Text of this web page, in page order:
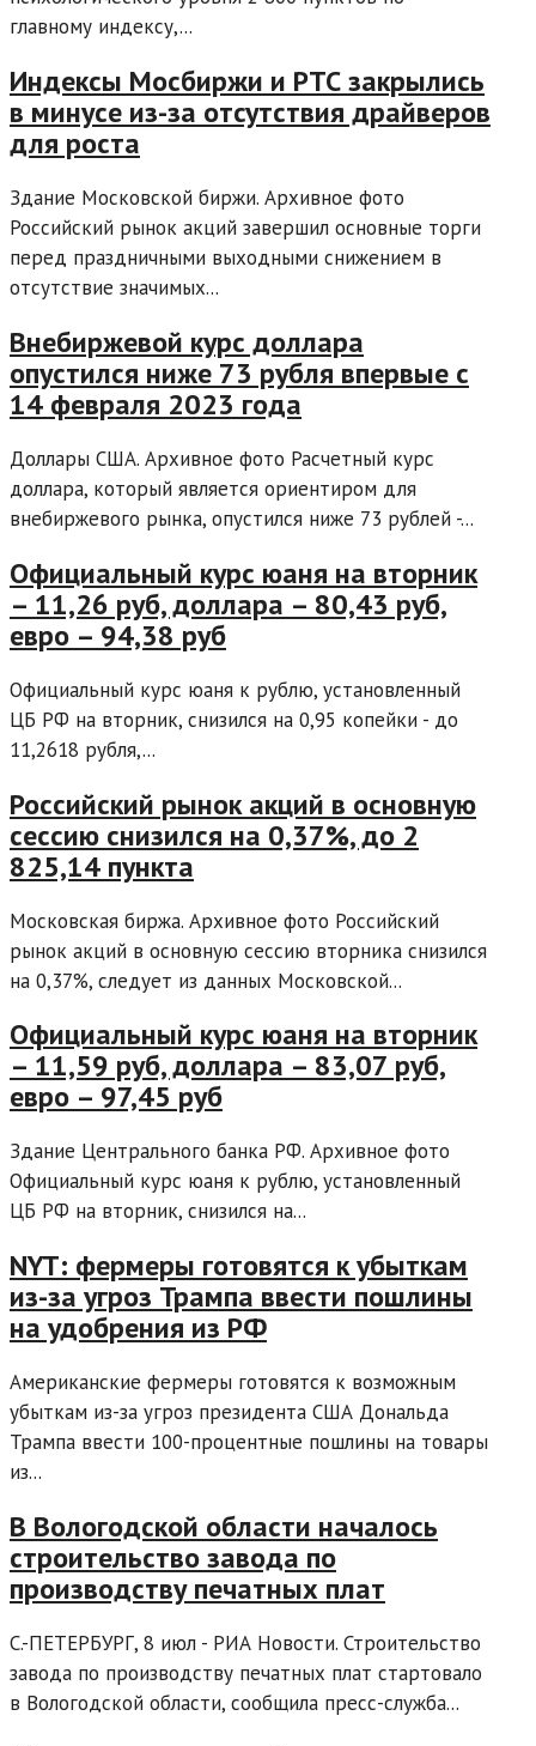
главному индексу,...
Индексы Мосбиржи и РТС закрылись
в минусе из-за отсутствия драйверов
для роста
Здание Московской биржи. Архивное фото
Российский рынок акций завершил основные торги
перед праздничными выходными снижением в
отсутствие значимых...
Внебиржевой курс доллара
опустился ниже 73 рубля впервые с
14 февраля 2023 года
Доллары США. Архивное фото Расчетный курс
доллара, который является ориентиром для
внебиржевого рынка, опустился ниже 73 рублей -...
Официальный курс юаня на вторник
– 11,26 руб, доллара – 80,43 руб,
евро – 94,38 руб
Официальный курс юаня к рублю, установленный
ЦБ РФ на вторник, снизился на 0,95 копейки - до
11,2618 рубля,...
Российский рынок акций в основную
сессию снизился на 0,37%, до 2
825,14 пункта
Московская биржа. Архивное фото Российский
рынок акций в основную сессию вторника снизился
на 0,37%, следует из данных Московской...
Официальный курс юаня на вторник
– 11,59 руб, доллара – 83,07 руб,
евро – 97,45 руб
Здание Центрального банка РФ. Архивное фото
Официальный курс юаня к рублю, установленный
ЦБ РФ на вторник, снизился на...
NYT: фермеры готовятся к убыткам
из-за угроз Трампа ввести пошлины
на удобрения из РФ
Американские фермеры готовятся к возможным
убыткам из-за угроз президента США Дональда
Трампа ввести 100-процентные пошлины на товары
из...
В Вологодской области началось
строительство завода по
производству печатных плат
С.-ПЕТЕРБУРГ, 8 июл - РИА Новости. Строительство
завода по производству печатных плат стартовало
в Вологодской области, сообщила пресс-служба...